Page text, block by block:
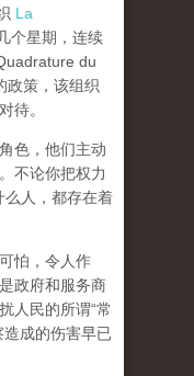
La
个星期，连续
du
政策，该组织
待。
色，他们主动
不论你把权力
人，都存在着
怕，令人作
政府和服务商
人民的所谓“常
成的伤害早已